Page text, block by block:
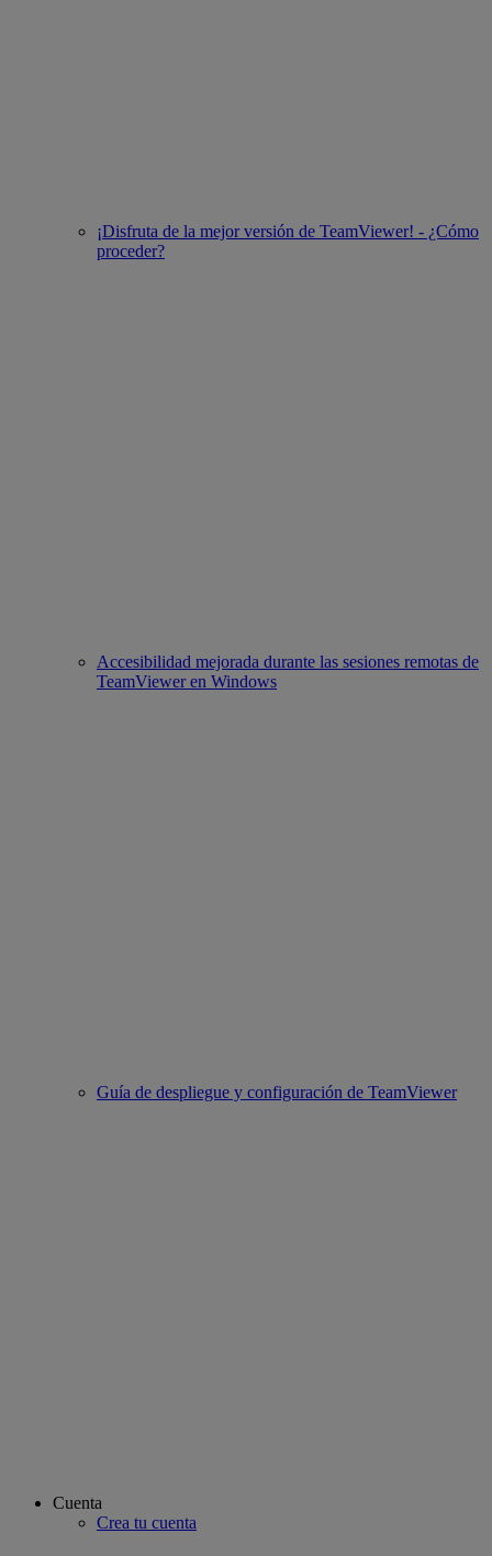
¡Disfruta de la mejor versión de TeamViewer! - ¿Cómo
proceder?
Accesibilidad mejorada durante las sesiones remotas de
TeamViewer en Windows
Guía de despliegue y configuración de TeamViewer
Cuenta
Crea tu cuenta